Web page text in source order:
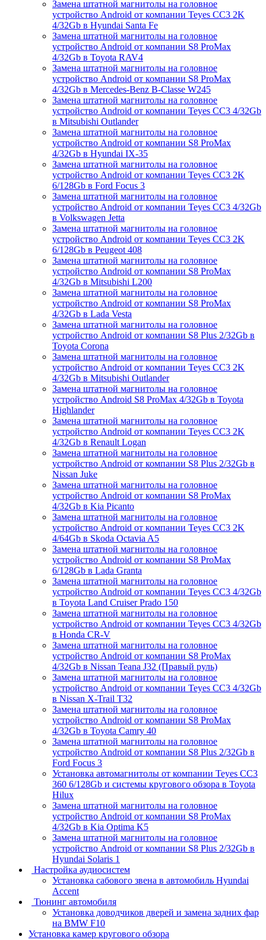
Замена штатной магнитолы на головное
устройство Android от компании Teyes CC3 2K
4/32Gb в Hyundai Santa Fe
Замена штатной магнитолы на головное
устройство Android от компании S8 ProMax
4/32Gb в Toyota RAV4
Замена штатной магнитолы на головное
устройство Android от компании S8 ProMax
4/32Gb в Mercedes-Benz B-Classe W245
Замена штатной магнитолы на головное
устройство Android от компании Teyes CC3 4/32Gb
в Mitsubishi Outlander
Замена штатной магнитолы на головное
устройство Android от компании S8 ProMax
4/32Gb в Hyundai IX-35
Замена штатной магнитолы на головное
устройство Android от компании Teyes CC3 2K
6/128Gb в Ford Focus 3
Замена штатной магнитолы на головное
устройство Android от компании Teyes CC3 4/32Gb
в Volkswagen Jetta
Замена штатной магнитолы на головное
устройство Android от компании Teyes CC3 2K
6/128Gb в Peugeot 408
Замена штатной магнитолы на головное
устройство Android от компании S8 ProMax
4/32Gb в Mitsubishi L200
Замена штатной магнитолы на головное
устройство Android от компании S8 ProMax
4/32Gb в Lada Vesta
Замена штатной магнитолы на головное
устройство Android от компании S8 Plus 2/32Gb в
Toyota Corona
Замена штатной магнитолы на головное
устройство Android от компании Teyes CC3 2K
4/32Gb в Mitsubishi Outlander
Замена штатной магнитолы на головное
устройство Android S8 ProMax 4/32Gb в Toyota
Highlander
Замена штатной магнитолы на головное
устройство Android от компании Teyes CC3 2K
4/32Gb в Renault Logan
Замена штатной магнитолы на головное
устройство Android от компании S8 Plus 2/32Gb в
Nissan Juke
Замена штатной магнитолы на головное
устройство Android от компании S8 ProMax
4/32Gb в Kia Picanto
Замена штатной магнитолы на головное
устройство Android от компании Teyes CC3 2K
4/64Gb в Skoda Octavia A5
Замена штатной магнитолы на головное
устройство Android от компании S8 ProMax
6/128Gb в Lada Granta
Замена штатной магнитолы на головное
устройство Android от компании Teyes CC3 4/32Gb
в Toyota Land Cruiser Prado 150
Замена штатной магнитолы на головное
устройство Android от компании Teyes CC3 4/32Gb
в Honda CR-V
Замена штатной магнитолы на головное
устройство Android от компании S8 ProMax
4/32Gb в Nissan Teana J32 (Правый руль)
Замена штатной магнитолы на головное
устройство Android от компании Teyes CC3 4/32Gb
в Nissan X-Trail T32
Замена штатной магнитолы на головное
устройство Android от компании S8 ProMax
4/32Gb в Toyota Camry 40
Замена штатной магнитолы на головное
устройство Android от компании S8 Plus 2/32Gb в
Ford Focus 3
Установка автомагнитолы от компании Teyes CC3
360 6/128Gb и системы кругового обзора в Toyota
Hilux
Замена штатной магнитолы на головное
устройство Android от компании S8 ProMax
4/32Gb в Kia Optima K5
Замена штатной магнитолы на головное
устройство Android от компании S8 Plus 2/32Gb в
Hyundai Solaris 1
Настройка аудиосистем
Установка сабового звена в автомобиль Hyundai
Accent
Тюнинг автомобиля
Установка доводчиков дверей и замена задних фар
на BMW F10
Установка камер кругового обзора